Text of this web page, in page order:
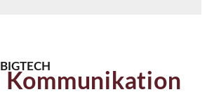
BIGTECH
Kommunikation